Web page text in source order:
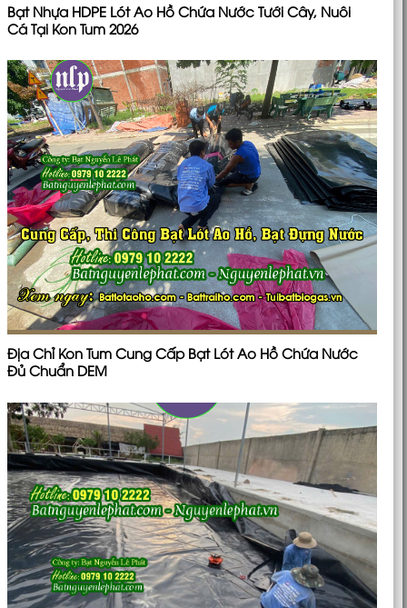
Bạt Nhựa HDPE Lót Ao Hồ Chứa Nước Tưới Cây, Nuôi
Cá Tại Kon Tum 2026
Địa Chỉ Kon Tum Cung Cấp Bạt Lót Ao Hồ Chứa Nước
Đủ Chuẩn DEM